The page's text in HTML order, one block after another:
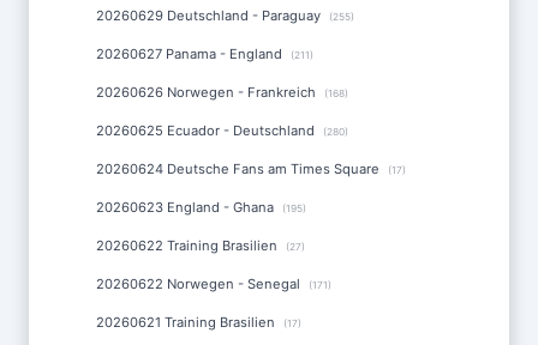
20260629 Deutschland - Paraguay (255)
20260627 Panama - England (211)
20260626 Norwegen - Frankreich (168)
20260625 Ecuador - Deutschland (280)
20260624 Deutsche Fans am Times Square (17)
20260623 England - Ghana (195)
20260622 Training Brasilien (27)
20260622 Norwegen - Senegal (171)
20260621 Training Brasilien (17)